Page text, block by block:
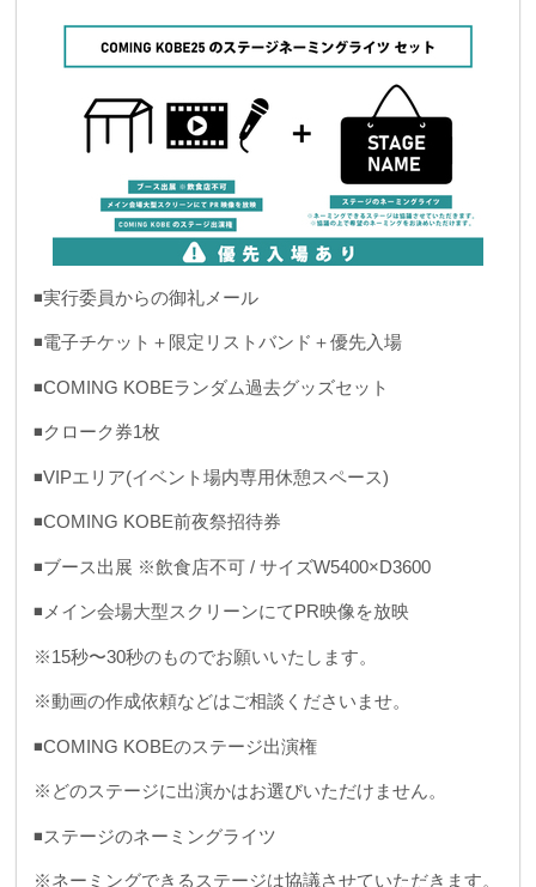
◾️実行委員からの御礼メール
◾️電子チケット＋限定リストバンド＋優先入場
◾️COMING KOBEランダム過去グッズセット
◾️クローク券1枚
◾️VIPエリア(イベント場内専用休憩スペース)
◾️COMING KOBE前夜祭招待券
◾️ブース出展 ※飲食店不可 / サイズW5400×D3600
◾️メイン会場大型スクリーンにてPR映像を放映
※15秒〜30秒のものでお願いいたします。
※動画の作成依頼などはご相談くださいませ。
◾️COMING KOBEのステージ出演権
※どのステージに出演かはお選びいただけません。
◾️ステージのネーミングライツ
※ネーミングできるステージは協議させていただきます。